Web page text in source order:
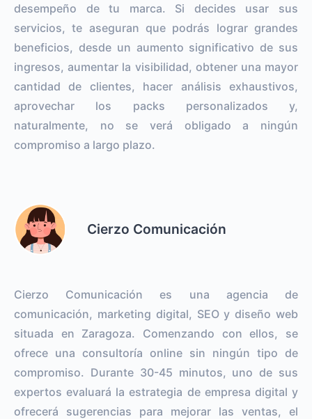
desempeño de tu marca. Si decides usar sus
servicios, te aseguran que podrás lograr grandes
beneficios, desde un aumento significativo de sus
ingresos, aumentar la visibilidad, obtener una mayor
cantidad de clientes, hacer análisis exhaustivos,
aprovechar los packs personalizados y,
naturalmente, no se verá obligado a ningún
compromiso a largo plazo.
Cierzo Comunicación
Cierzo Comunicación es una agencia de
comunicación, marketing digital, SEO y diseño web
situada en Zaragoza. Comenzando con ellos, se
ofrece una consultoría online sin ningún tipo de
compromiso. Durante 30-45 minutos, uno de sus
expertos evaluará la estrategia de empresa digital y
ofrecerá sugerencias para mejorar las ventas, el